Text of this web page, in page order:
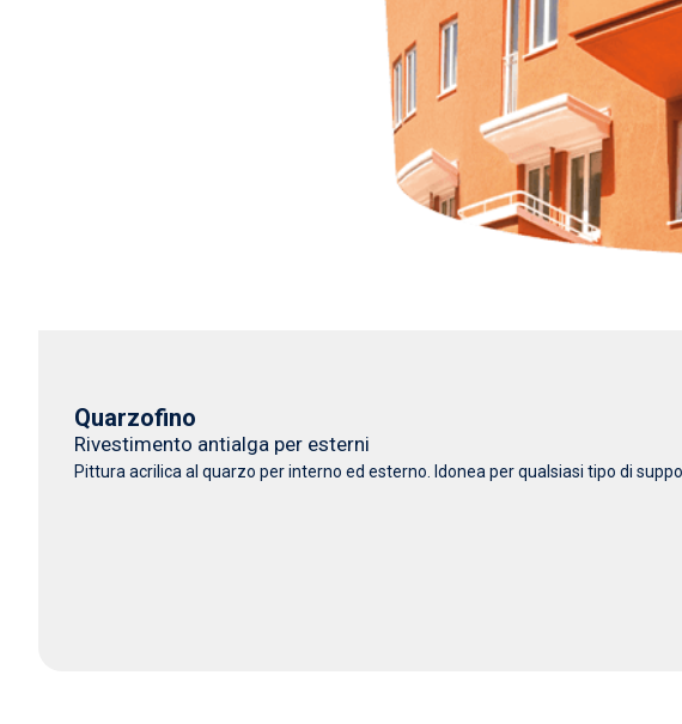
Quarzofino
Rivestimento antialga per esterni
Pittura acrilica al quarzo per interno ed esterno. Idonea per qualsiasi tipo di